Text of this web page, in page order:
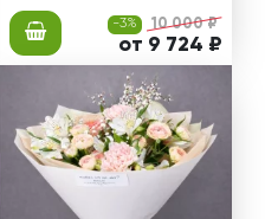
-3% 10 000 ₽
от 9 724 ₽